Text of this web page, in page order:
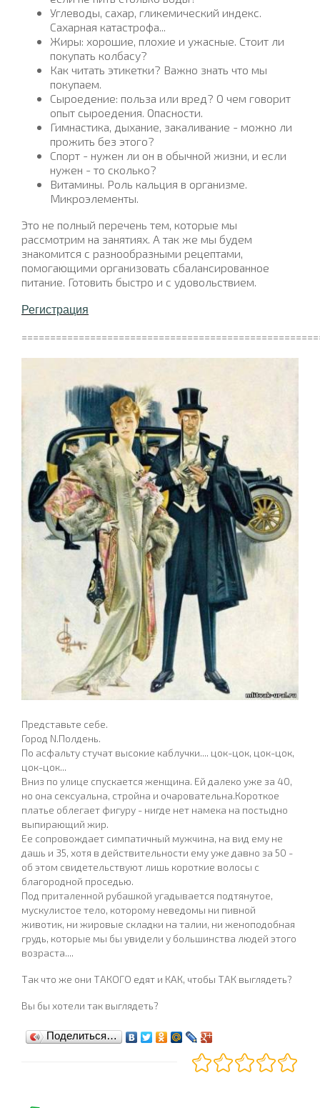
Углеводы, сахар, гликемический индекс.
Сахарная катастрофа...
Жиры: хорошие, плохие и ужасные. Стоит ли
покупать колбасу?
Как читать этикетки? Важно знать что мы
покупаем.
Сыроедение: польза или вред? О чем говорит
опыт сыроедения. Опасности.
Гимнастика, дыхание, закаливание - можно ли
прожить без этого?
Спорт - нужен ли он в обычной жизни, и если
нужен - то сколько?
Витамины. Роль кальция в организме.
Микроэлементы.
Это не полный перечень тем, которые мы
рассмотрим на занятиях. А так же мы будем
знакомится с разнообразными рецептами,
помогающими организовать сбалансированное
питание. Готовить быстро и с удовольствием.
Регистрация
Представьте себе.
Город N.Полдень.
По асфальту стучат высокие каблучки.... цок-цок, цок-цок,
цок-цок...
Вниз по улице спускается женщина. Ей далеко уже за 40,
но она сексуальна, стройна и очаровательна.Короткое
платье облегает фигуру - нигде нет намека на постыдно
выпирающий жир.
Ее сопровождает симпатичный мужчина, на вид ему не
дашь и 35, хотя в действительности ему уже давно за 50 -
об этом свидетельствуют лишь короткие волосы с
благородной проседью.
Под приталенной рубашкой угадывается подтянутое,
мускулистое тело, которому неведомы ни пивной
животик, ни жировые складки на талии, ни женоподобная
грудь, которые мы бы увидели у большинства людей этого
возраста....
Так что же они ТАКОГО едят и КАК, чтобы ТАК выглядеть?
Вы бы хотели так выглядеть?
Поделиться…